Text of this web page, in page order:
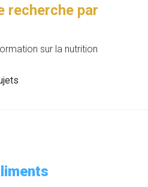
recherche par
sur la nutrition